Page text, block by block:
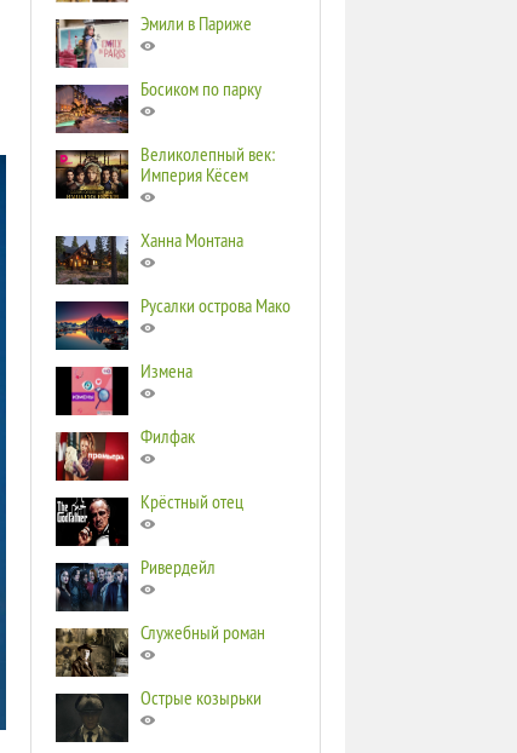
Эмили в Париже
Босиком по парку
Великолепный век:
Империя Кёсем
Ханна Монтана
Русалки острова Мако
Измена
Филфак
Крёстный отец
Ривердейл
Служебный роман
Острые козырьки